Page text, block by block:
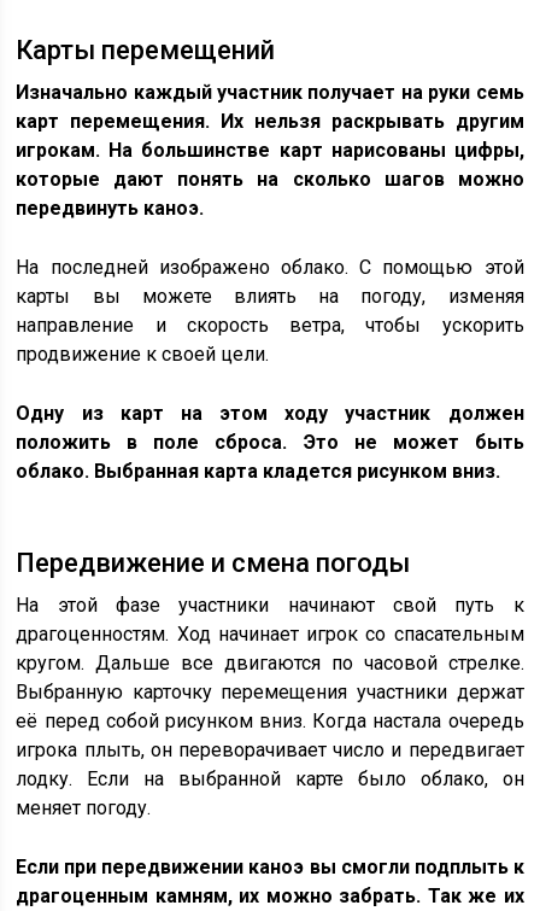
Карты перемещений
Изначально каждый участник получает на руки семь
карт перемещения. Их нельзя раскрывать другим
игрокам. На большинстве карт нарисованы цифры,
которые дают понять на сколько шагов можно
передвинуть каноэ.
На последней изображено облако. С помощью этой
карты вы можете влиять на погоду, изменяя
направление и скорость ветра, чтобы ускорить
продвижение к своей цели.
Одну из карт на этом ходу участник должен
положить в поле сброса. Это не может быть
облако. Выбранная карта кладется рисунком вниз.
Передвижение и смена погоды
На этой фазе участники начинают свой путь к
драгоценностям. Ход начинает игрок со спасательным
кругом. Дальше все двигаются по часовой стрелке.
Выбранную карточку перемещения участники держат
её перед собой рисунком вниз. Когда настала очередь
игрока плыть, он переворачивает число и передвигает
лодку. Если на выбранной карте было облако, он
меняет погоду.
Если при передвижении каноэ вы смогли подплыть к
драгоценным камням, их можно забрать. Так же их